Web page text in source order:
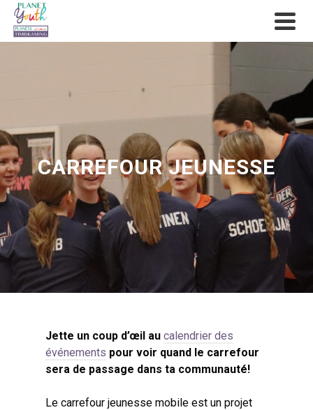
CARREFOUR JEUNESSE
Jette un coup d’œil au calendrier des
événements pour voir quand le carrefour
sera de passage dans ta communauté!
Le carrefour jeunesse mobile est un projet